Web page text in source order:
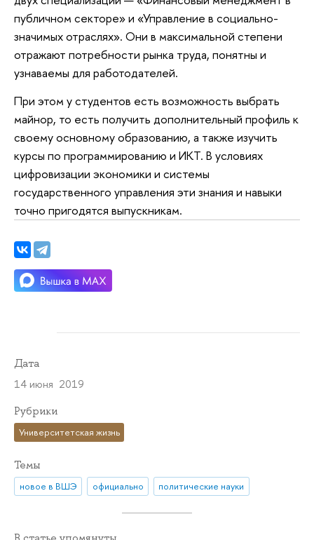
публичном секторе» и «Управление в социально-
значимых отраслях». Они в максимальной степени
отражают потребности рынка труда, понятны и
узнаваемы для работодателей.
При этом у студентов есть возможность выбрать
майнор, то есть получить дополнительный профиль к
своему основному образованию, а также изучить
курсы по программированию и ИКТ. В условиях
цифровизации экономики и системы
государственного управления эти знания и навыки
точно пригодятся выпускникам.
Дата
14 июня 2019
Рубрики
Университетская жизнь
Темы
новое в ВШЭ официально политические науки